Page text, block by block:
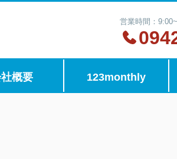
営業時間：
概要 123monthly